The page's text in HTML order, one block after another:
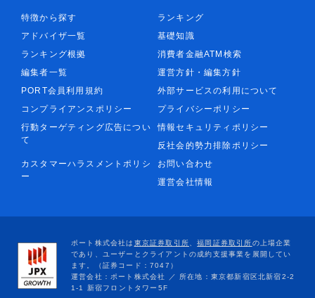
特徴から探す
ランキング
アドバイザ一覧
基礎知識
ランキング根拠
消費者金融ATM検索
編集者一覧
運営方針・編集方針
PORT会員利用規約
外部サービスの利用について
コンプライアンスポリシー
プライバシーポリシー
行動ターゲティング広告につい
て
情報セキュリティポリシー
反社会的勢力排除ポリシー
カスタマーハラスメントポリシ
ー
お問い合わせ
運営会社情報